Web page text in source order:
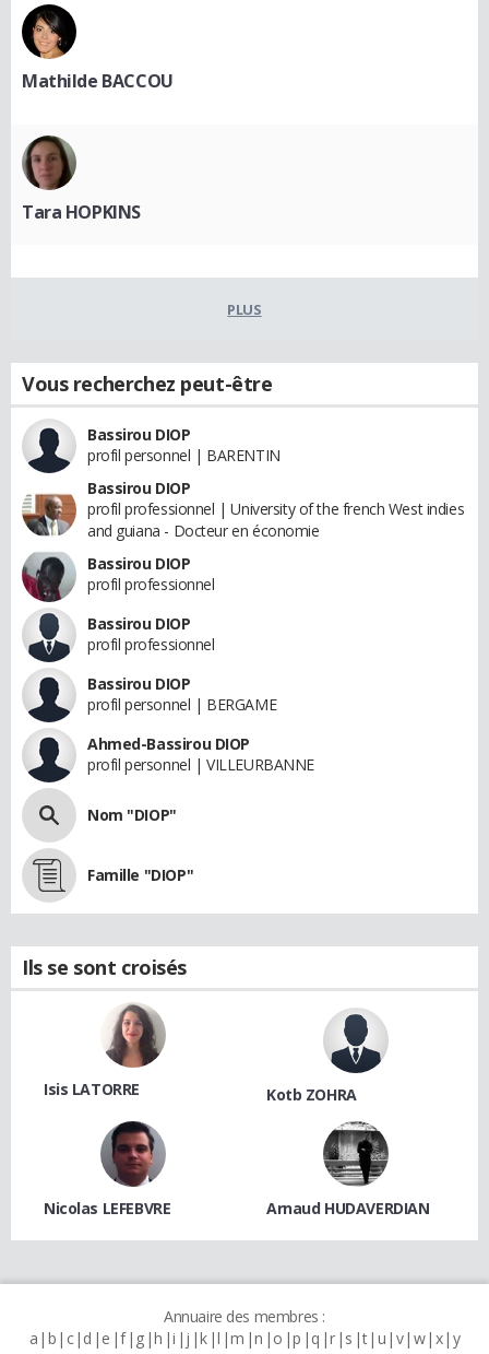
Mathilde BACCOU
Tara HOPKINS
PLUS
Vous recherchez peut-être
Bassirou DIOP
profil personnel | BARENTIN
Bassirou DIOP
profil professionnel | University of the french West indies
and guiana - Docteur en économie
Bassirou DIOP
profil professionnel
Bassirou DIOP
profil professionnel
Bassirou DIOP
profil personnel | BERGAME
Ahmed-Bassirou DIOP
profil personnel | VILLEURBANNE
Nom "DIOP"
Famille "DIOP"
Ils se sont croisés
Isis LATORRE Kotb ZOHRA
Nicolas LEFEBVRE Arnaud HUDAVERDIAN
Annuaire des membres :
a b c d e f g h i j k l m n o p q r s t u v w x y